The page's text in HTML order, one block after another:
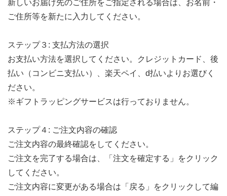
新しいお届け先のご住所をご指定される場合は、お名前・
ご住所等を新たに入力してください。
ステップ３: 支払方法の選択
お支払い方法を選択してください。クレジットカード、後
払い（コンビニ支払い）、楽天ペイ、d払いよりお選びく
ださい。
※ギフトラッピングサービスは行っておりません。
ステップ４: ご注文内容の確認
ご注文内容の最終確認をしてください。
ご注文を完了する場合は、「注文を確定する」をクリック
してください。
ご注文内容に変更がある場合は「戻る」をクリックして編